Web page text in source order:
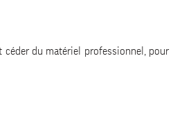
céder du matériel professionnel, pour